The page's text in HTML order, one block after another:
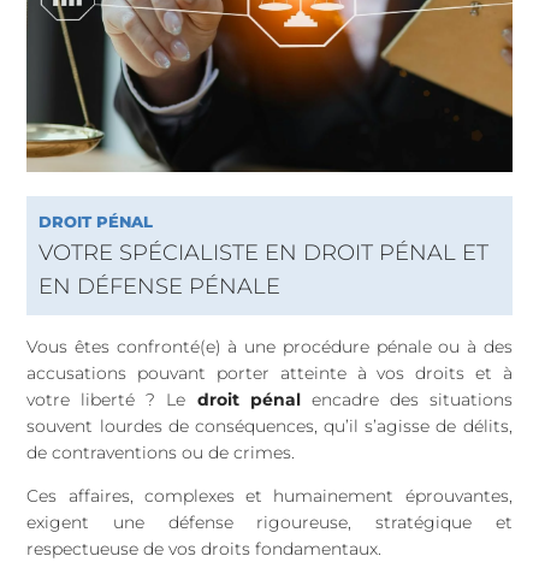
DROIT PÉNAL
VOTRE SPÉCIALISTE EN DROIT PÉNAL ET
EN DÉFENSE PÉNALE
Vous êtes confronté(e) à une procédure pénale ou à des
accusations pouvant porter atteinte à vos droits et à
votre liberté ? Le droit pénalencadre des situations
souvent lourdes de conséquences, qu’il s’agisse de délits,
de contraventions ou de crimes.
Ces affaires, complexes et humainement éprouvantes,
exigent une défense rigoureuse, stratégique et
respectueuse de vos droits fondamentaux.